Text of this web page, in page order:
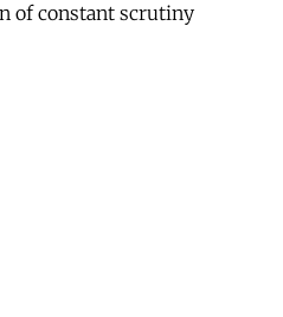
of constant scrutiny